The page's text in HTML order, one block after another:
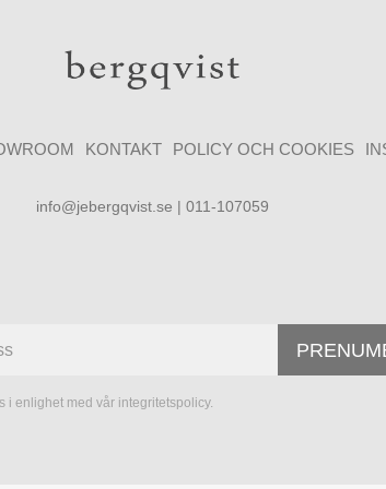
KONTAKT POLICY OCH COOKIES
info@jebergqvist.se | 011-107059
i enlighet med vår integritetspolicy.